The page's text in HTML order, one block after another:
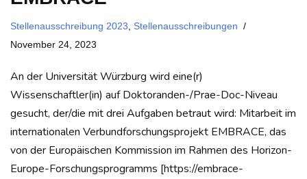
Stellenausschreibung 2023
Stellenausschreibungen
November 24, 2023
An der Universität Würzburg wird eine(r)
Wissenschaftler(in) auf Doktoranden-/Prae-Doc-Niveau
gesucht, der/die mit drei Aufgaben betraut wird: Mitarbeit im
internationalen Verbundforschungsprojekt EMBRACE, das
von der Europäischen Kommission im Rahmen des Horizon-
Europe-Forschungsprogramms [https://embrace-